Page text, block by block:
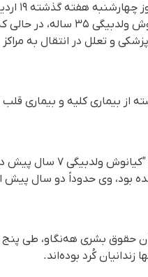
و اهل روستای نوریاو از توابع
و تعلل در انتقال به مراکز
بیماری کلیه و بیماری قلب
یکی از نزدیکان خانواده
محکوم شده بود، وی حدوداً دو